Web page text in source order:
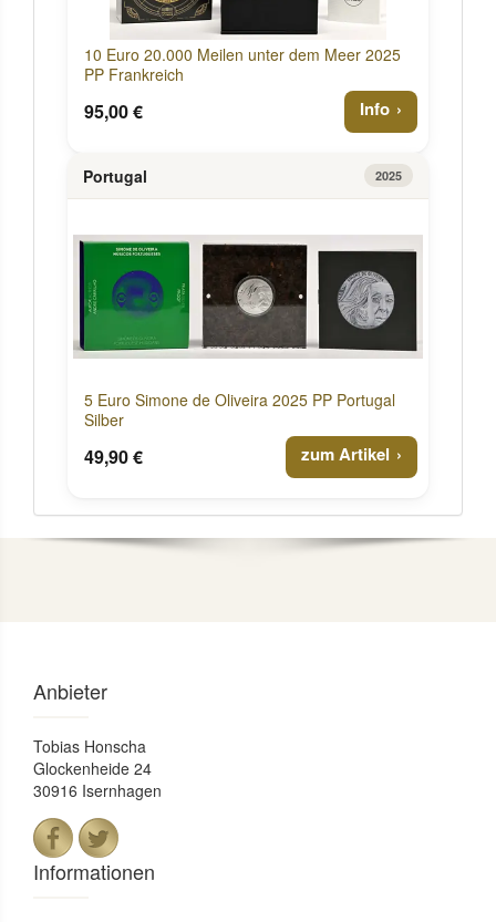
10 Euro 20.000 Meilen unter dem Meer 2025
PP Frankreich
95,00 € Info
Portugal 2025
5 Euro Simone de Oliveira 2025 PP Portugal
Silber
49,90 € zum Artikel
Anbieter
Tobias Honscha
Glockenheide 24
30916 Isernhagen
Informationen